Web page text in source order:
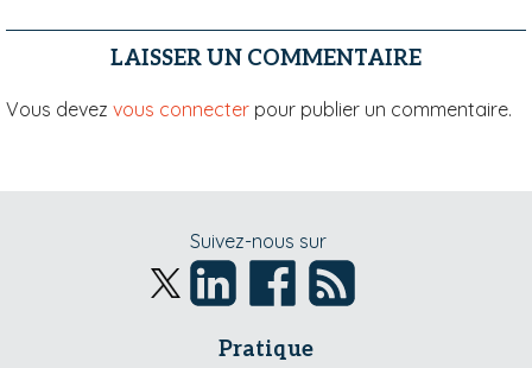
LAISSER UN COMMENTAIRE
Vous devez vous connecter pour publier un commentaire.
Suivez-nous sur
Pratique